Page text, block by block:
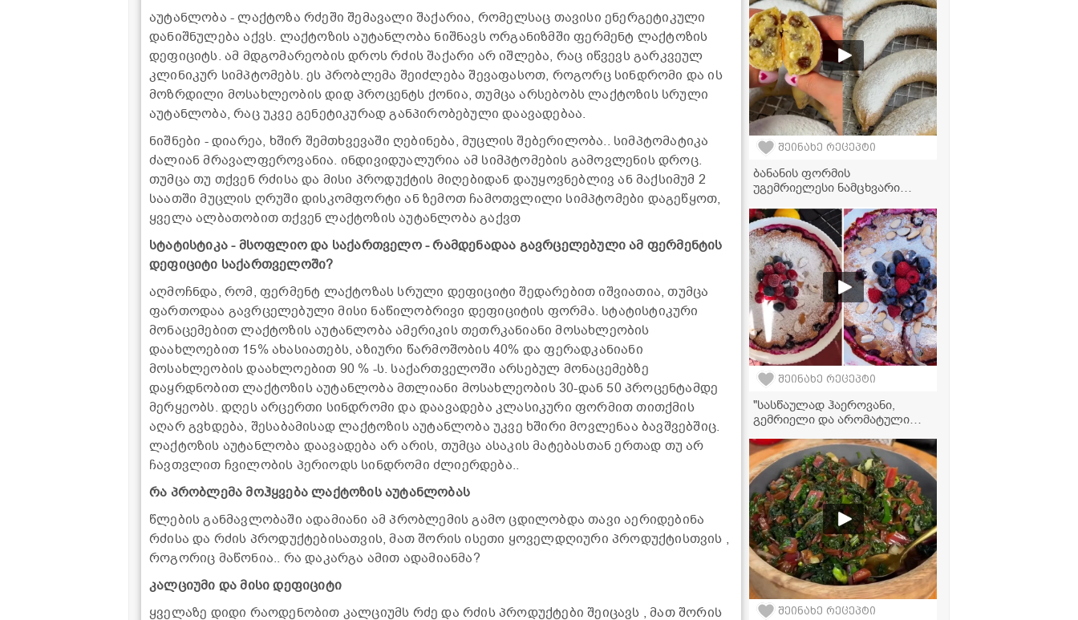
აუტანლობა - ლაქტოზა რძეში შემავალი შაქარია, რომელსაც თავისი ენერგეტიკული
დანიშნულება აქვს. ლაქტოზის აუტანლობა ნიშნავს ორგანიზმში ფერმენტ ლაქტოზის
დეფიციტს. ამ მდგომარეობის დროს რძის შაქარი არ იშლება, რაც იწვევს გარკვეულ
კლინიკურ სიმპტომებს. ეს პრობლემა შეიძლება შევაფასოთ, როგორც სინდრომი და ის
მოზრდილი მოსახლეობის დიდ პროცენტს ქონია, თუმცა არსებობს ლაქტოზის სრული
აუტანლობა, რაც უკვე გენეტიკურად განპირობებული დაავადებაა.
ნიშნები - დიარეა, ხშირ შემთხვევაში ღებინება, მუცლის შებერილობა.. სიმპტომატიკა
ძალიან მრავალფეროვანია. ინდივიდუალურია ამ სიმპტომების გამოვლენის დროც.
თუმცა თუ თქვენ რძისა და მისი პროდუქტის მიღებიდან დაუყოვნებლივ ან მაქსიმუმ 2
საათში მუცლის ღრუში დისკომფორტი ან ზემოთ ჩამოთვლილი სიმპტომები დაგეწყოთ,
ყველა ალბათობით თქვენ ლაქტოზის აუტანლობა გაქვთ
სტატისტიკა - მსოფლიო და საქართველო - რამდენადაა გავრცელებული ამ ფერმენტის
დეფიციტი საქართველოში?
აღმოჩნდა, რომ, ფერმენტ ლაქტოზას სრული დეფიციტი შედარებით იშვიათია, თუმცა
ფართოდაა გავრცელებული მისი ნაწილობრივი დეფიციტის ფორმა. სტატისტიკური
მონაცემებით ლაქტოზის აუტანლობა ამერიკის თეთრკანიანი მოსახლეობის
დაახლოებით 15% ახასიათებს, აზიური წარმოშობის 40% და ფერადკანიანი
მოსახლეობის დაახლოებით 90 % -ს. საქართველოში არსებულ მონაცემებზე
დაყრდნობით ლაქტოზის აუტანლობა მთლიანი მოსახლეობის 30-დან 50 პროცენტამდე
მერყეობს. დღეს არცერთი სინდრომი და დაავადება კლასიკური ფორმით თითქმის
აღარ გვხდება, შესაბამისად ლაქტოზის აუტანლობა უკვე ხშირი მოვლენაა ბავშვებშიც.
ლაქტოზის აუტანლობა დაავადება არ არის, თუმცა ასაკის მატებასთან ერთად თუ არ
ჩავთვლით ჩვილობის პერიოდს სინდრომი ძლიერდება..
რა პრობლემა მოჰყვება ლაქტოზის აუტანლობას
წლების განმავლობაში ადამიანი ამ პრობლემის გამო ცდილობდა თავი აერიდებინა
რძისა და რძის პროდუქტებისათვის, მათ შორის ისეთი ყოველდღიური პროდუქტისთვის ,
როგორიც მაწონია.. რა დაკარგა ამით ადამიანმა?
კალციუმი და მისი დეფიციტი
ყველაზე დიდი რაოდენობით კალციუმს რძე და რძის პროდუქტები შეიცავს , მათ შორის
შეინახე რეცეპტი
ბანანის ფორმის
უგემრიელესი ნამცხვარი
გულსართით - დესერტი,
რომელიც პირში დნება!
შეინახე რეცეპტი
"სასწაულად ჰაეროვანი,
გემრიელი და არომატული
რომელიც ძალიან მარტივად
მზადდება!" - მკითხველის
ვიდეორეცეპტი
შეინახე რეცეპტი